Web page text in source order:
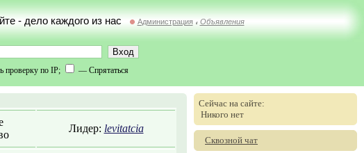
- дело каждого из нас Администрация // Объявления
по IP; — Спрятаться
Лидер: levitatcia
Сейчас на сайте:
Никого нет
Сквозной чат